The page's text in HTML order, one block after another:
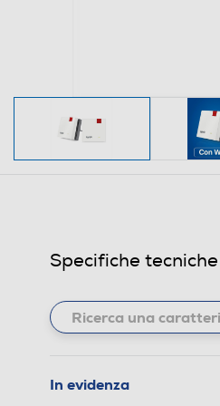
Specifiche tecniche
In evidenza